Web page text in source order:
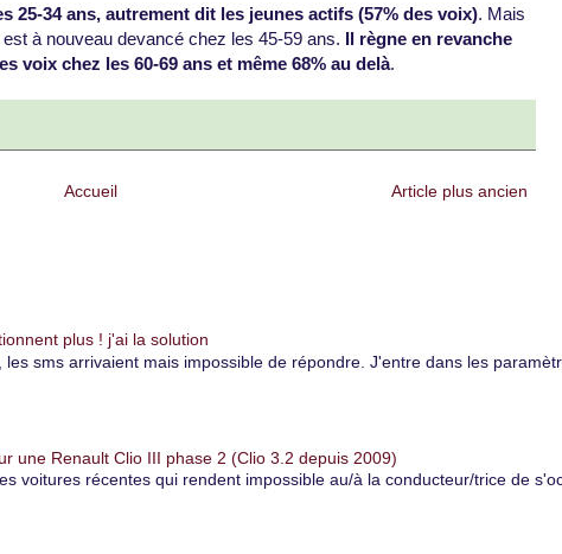
25-34 ans, autrement dit les jeunes actifs (57% des voix). Mais
à nouveau devancé chez les 45-59 ans. Il règne en revanche
voix chez les 60-69 ans et même 68% au delà.
Article plus ancien
Accueil
plus ! j'ai la solution
sms arrivaient mais impossible de répondre. J'entre dans les
une Renault Clio III phase 2 (Clio 3.2 depuis 2009)
voitures récentes qui rendent impossible au/à la conducteur/trice de